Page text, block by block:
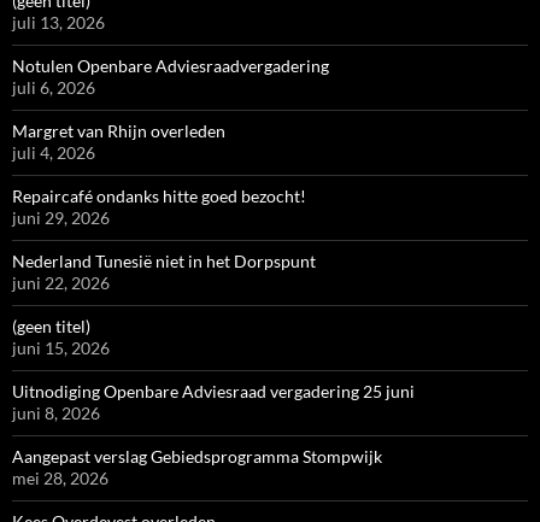
juli 13, 2026
Notulen Openbare Adviesraadvergadering
juli 6, 2026
Margret van Rhijn overleden
juli 4, 2026
Repaircafé ondanks hitte goed bezocht!
juni 29, 2026
Nederland Tunesië niet in het Dorpspunt
juni 22, 2026
(geen titel)
juni 15, 2026
Uitnodiging Openbare Adviesraad vergadering 25 juni
juni 8, 2026
Aangepast verslag Gebiedsprogramma Stompwijk
mei 28, 2026